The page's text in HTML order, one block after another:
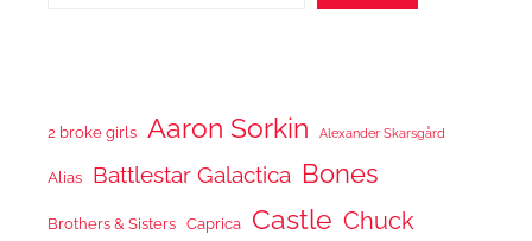
2 broke girls Aaron Sorkin Alexander Skarsgård
Alias Battlestar Galactica Bones
Brothers & Sisters Caprica Castle Chuck